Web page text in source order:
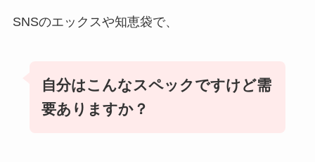
SNSのエックスや知恵袋で、
自分はこんなスペックですけど需
要ありますか？